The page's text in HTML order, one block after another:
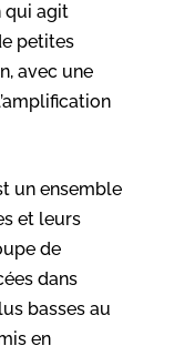
qui agit
petites
avec une
un ensemble
et leurs
de
dans
basses au
en